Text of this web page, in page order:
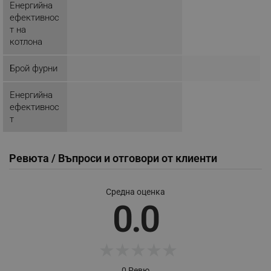
Енергийна
ефективнос
т на
котлона
Брой фурни
Енергийна
ефективнос
т
Ревюта / Въпроси и отговори от клиенти
Средна оценка
0.0
Google Privacy Policy